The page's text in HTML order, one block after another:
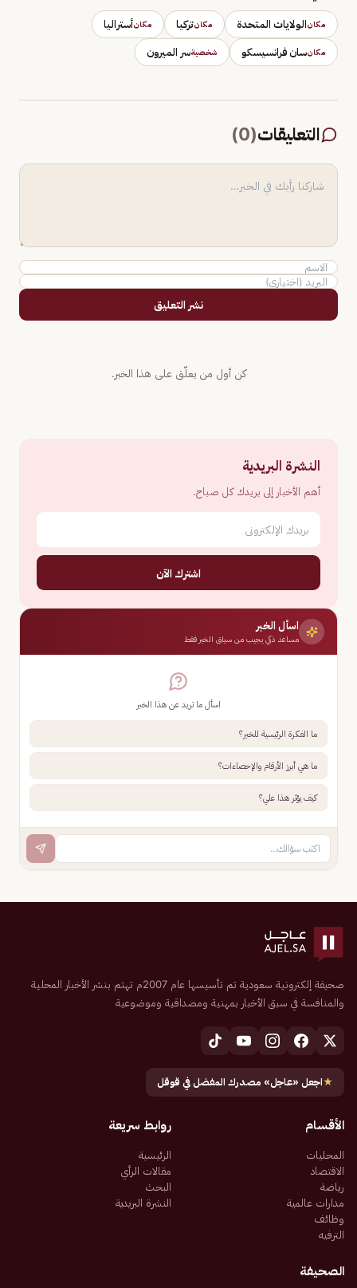
مكانالولايات المتحدة مكانتركيا مكانأستراليا
مكانسان فرانسيسكو شخصيةسر الميرون
التعليقات(
0
)
نشر التعليق
كن أول من يعلّق على هذا الخبر.
النشرة البريدية
أهم الأخبار إلى بريدك كل صباح.
اشترك الآن
اسأل الخبر
مساعد ذكي يجيب من سياق الخبر فقط
اسأل ما تريد عن هذا الخبر
ما الفكرة الرئيسية للخبر؟
ما هي أبرز الأرقام والإحصاءات؟
كيف يؤثر هذا علي؟
صحيفة إلكترونية سعودية تم تأسيسها عام 2007م تهتم بنشر الأخبار المحلية
والمنافسة في سبق الأخبار بمهنية ومصداقية وموضوعية
★اجعل «عاجل» مصدرك المفضل في قوقل
الأقسام
المحليات
الاقتصاد
رياضة
مدارات عالمية
وظائف
الترفيه
روابط سريعة
الرئيسية
مقالات الرأي
البحث
النشرة البريدية
الصحيفة